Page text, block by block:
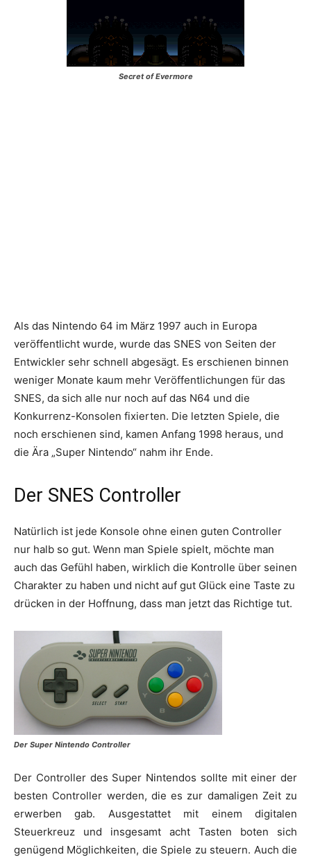
Secret of Evermore
Als das Nintendo 64 im März 1997 auch in Europa
veröffentlicht wurde, wurde das SNES von Seiten der
Entwickler sehr schnell abgesägt. Es erschienen binnen
weniger Monate kaum mehr Veröffentlichungen für das
SNES, da sich alle nur noch auf das N64 und die
Konkurrenz-Konsolen fixierten. Die letzten Spiele, die
noch erschienen sind, kamen Anfang 1998 heraus, und
die Ära „Super Nintendo“ nahm ihr Ende.
Der SNES Controller
Natürlich ist jede Konsole ohne einen guten Controller
nur halb so gut. Wenn man Spiele spielt, möchte man
auch das Gefühl haben, wirklich die Kontrolle über seinen
Charakter zu haben und nicht auf gut Glück eine Taste zu
drücken in der Hoffnung, dass man jetzt das Richtige tut.
Der Super Nintendo Controller
Der Controller des Super Nintendos sollte mit einer der
besten Controller werden, die es zur damaligen Zeit zu
erwerben gab. Ausgestattet mit einem digitalen
Steuerkreuz und insgesamt acht Tasten boten sich
genügend Möglichkeiten, die Spiele zu steuern. Auch die